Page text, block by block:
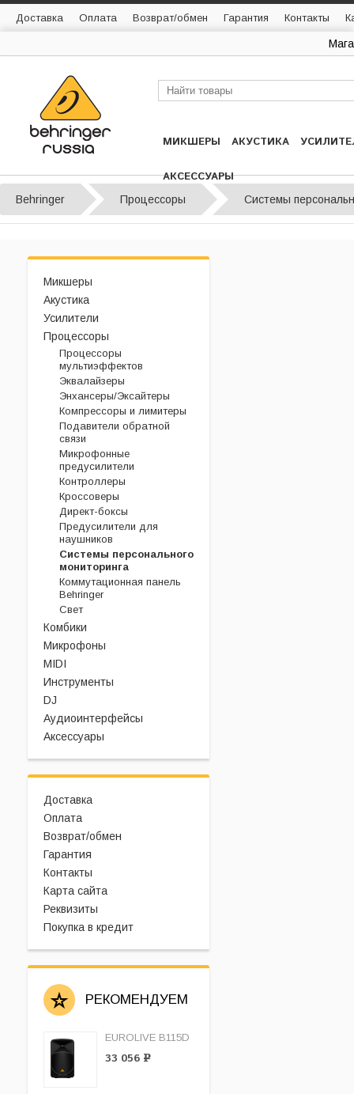
Доставка Оплата Возврат/обмен Гарантия Контакты
МИКШЕРЫ АКУСТИКА
АКСЕССУАРЫ
Behringer Процессоры Системы
Микшеры
Акустика
Усилители
Процессоры
Процессоры
мультиэффектов
Эквалайзеры
Энхансеры/Эксайтеры
Компрессоры и лимитеры
Подавители обратной
связи
Микрофонные
предусилители
Контроллеры
Кроссоверы
Директ-боксы
Предусилители для
наушников
Системы персонального
мониторинга
Коммутационная панель
Behringer
Свет
Комбики
Микрофоны
MIDI
Инструменты
DJ
Аудиоинтерфейсы
Аксессуары
Доставка
Оплата
Возврат/обмен
Гарантия
Контакты
Карта сайта
Реквизиты
Покупка в кредит
РЕКОМЕНДУЕМ
EUROLIVE B115D
33 056 Р